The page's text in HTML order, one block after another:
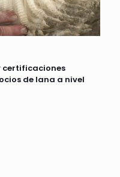
de lana a nivel